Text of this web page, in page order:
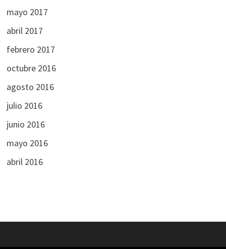
mayo 2017
abril 2017
febrero 2017
octubre 2016
agosto 2016
julio 2016
junio 2016
mayo 2016
abril 2016